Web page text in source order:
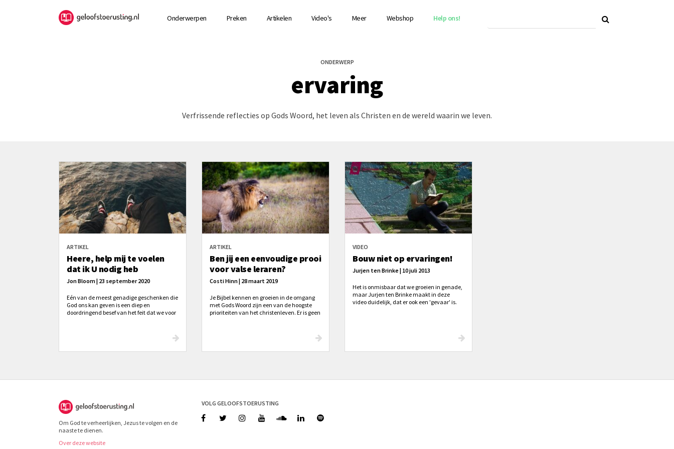
Onderwerpen Preken Artikelen Video's Meer Webshop Help ons!
ONDERWERP
ervaring
Verfrissende reflecties op Gods Woord, het leven als Christen en de wereld waarin we leven.
ARTIKEL
Heere, help mij te voelen
dat ik U nodig heb
Jon Bloom | 23 september 2020
Eén van de meest genadige geschenken die
God ons kan geven is een diep en
doordringend besef van het feit dat we voor
ARTIKEL
Ben jij een eenvoudige prooi
voor valse leraren?
Costi Hinn | 28 maart 2019
Je Bijbel kennen en groeien in de omgang
met Gods Woord zijn een van de hoogste
prioriteiten van het christenleven. Er is geen
VIDEO
Bouw niet op ervaringen!
Jurjen ten Brinke | 10 juli 2013
Het is onmisbaar dat we groeien in genade,
maar Jurjen ten Brinke maakt in deze
video duidelijk, dat er ook een 'gevaar' is.
Om God te verheerlijken, Jezus te volgen en de
naaste te dienen.
Over deze website
VOLG GELOOFSTOERUSTING